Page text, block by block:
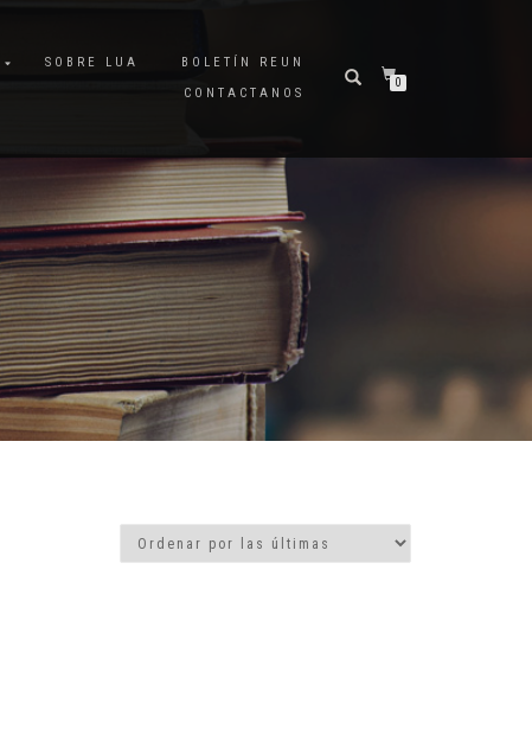
SOBRE LUA
BOLETÍN REUN
CONTACTANOS
0